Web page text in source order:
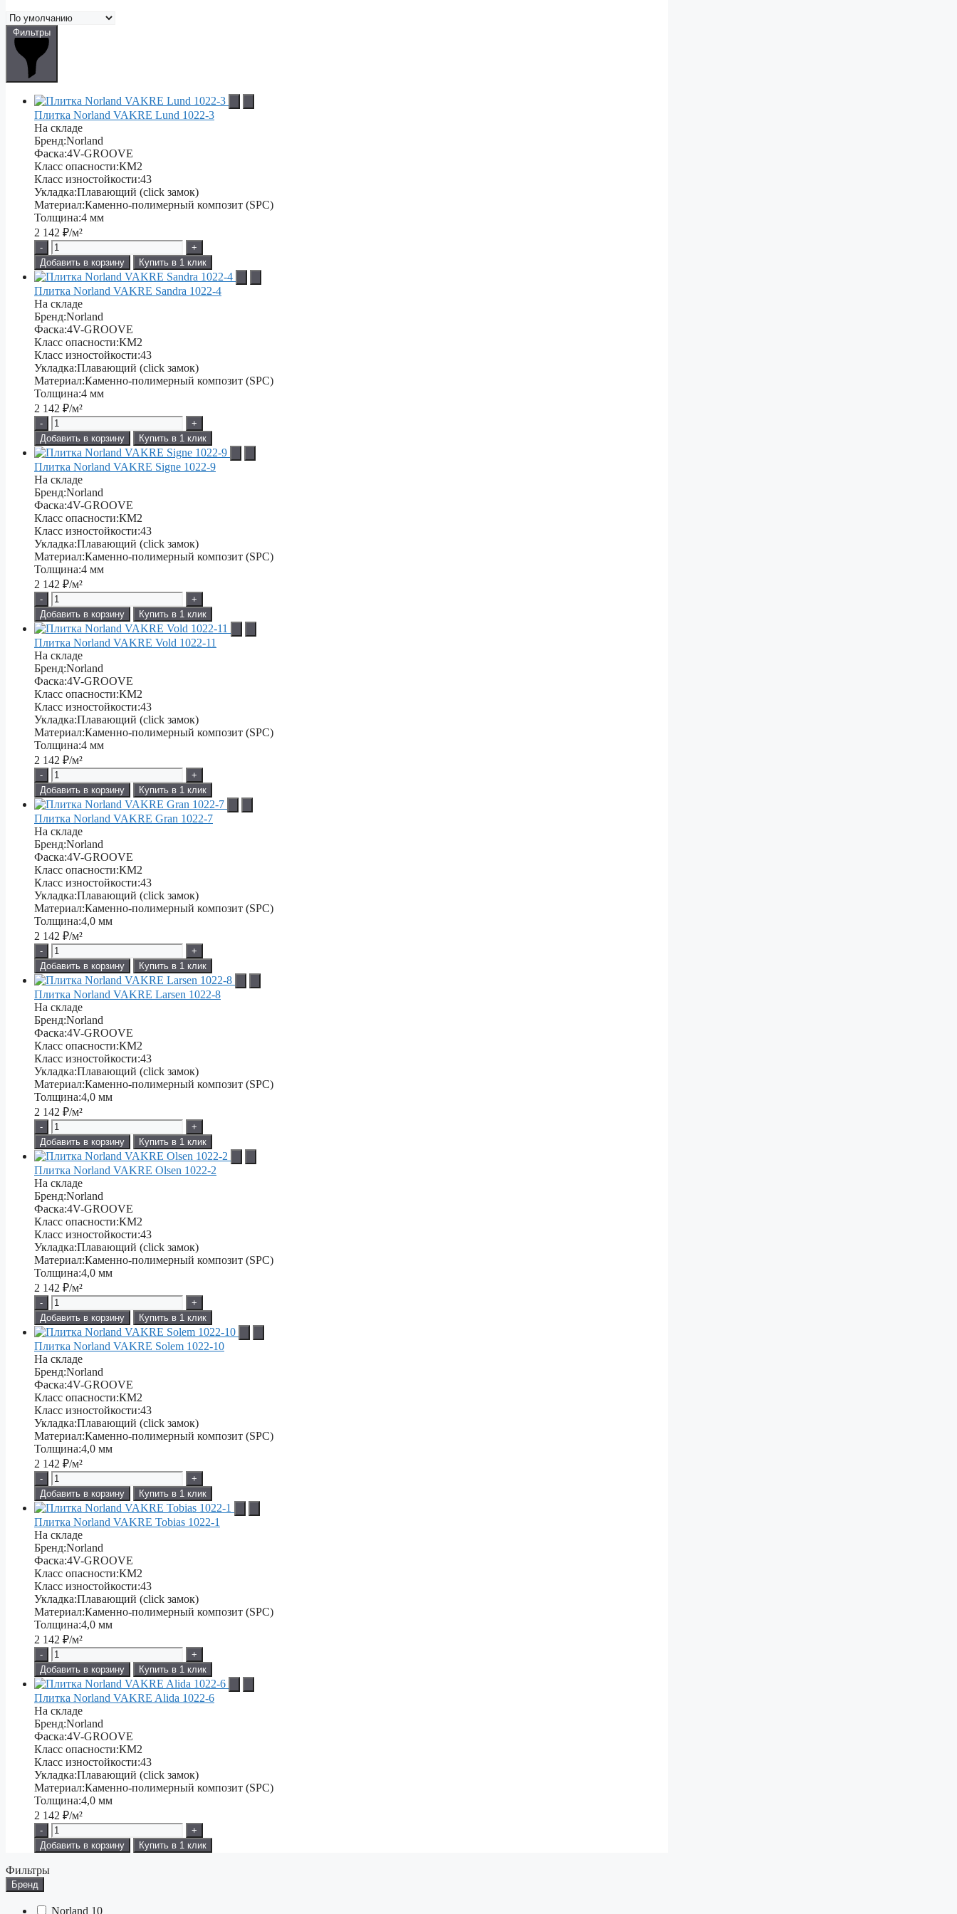
Фильтры
Плитка Norland VAKRE Lund 1022-3
На складе
Бренд:Norland
Фаска:4V-GROOVE
Класс опасности:КМ2
Класс изностойкости:43
Укладка:Плавающий (click замок)
Материал:Каменно-полимерный композит (SPC)
Толщина:4 мм
2 142 ₽/м²
-
+
Добавить в корзину
Купить в 1 клик
Плитка Norland VAKRE Sandra 1022-4
На складе
Бренд:Norland
Фаска:4V-GROOVE
Класс опасности:КМ2
Класс изностойкости:43
Укладка:Плавающий (click замок)
Материал:Каменно-полимерный композит (SPC)
Толщина:4 мм
2 142 ₽/м²
-
+
Добавить в корзину
Купить в 1 клик
Плитка Norland VAKRE Signe 1022-9
На складе
Бренд:Norland
Фаска:4V-GROOVE
Класс опасности:КМ2
Класс изностойкости:43
Укладка:Плавающий (click замок)
Материал:Каменно-полимерный композит (SPC)
Толщина:4 мм
2 142 ₽/м²
-
+
Добавить в корзину
Купить в 1 клик
Плитка Norland VAKRE Vold 1022-11
На складе
Бренд:Norland
Фаска:4V-GROOVE
Класс опасности:КМ2
Класс изностойкости:43
Укладка:Плавающий (click замок)
Материал:Каменно-полимерный композит (SPC)
Толщина:4 мм
2 142 ₽/м²
-
+
Добавить в корзину
Купить в 1 клик
Плитка Norland VAKRE Gran 1022-7
На складе
Бренд:Norland
Фаска:4V-GROOVE
Класс опасности:КМ2
Класс изностойкости:43
Укладка:Плавающий (click замок)
Материал:Каменно-полимерный композит (SPC)
Толщина:4,0 мм
2 142 ₽/м²
-
+
Добавить в корзину
Купить в 1 клик
Плитка Norland VAKRE Larsen 1022-8
На складе
Бренд:Norland
Фаска:4V-GROOVE
Класс опасности:КМ2
Класс изностойкости:43
Укладка:Плавающий (click замок)
Материал:Каменно-полимерный композит (SPC)
Толщина:4,0 мм
2 142 ₽/м²
-
+
Добавить в корзину
Купить в 1 клик
Плитка Norland VAKRE Olsen 1022-2
На складе
Бренд:Norland
Фаска:4V-GROOVE
Класс опасности:КМ2
Класс изностойкости:43
Укладка:Плавающий (click замок)
Материал:Каменно-полимерный композит (SPC)
Толщина:4,0 мм
2 142 ₽/м²
-
+
Добавить в корзину
Купить в 1 клик
Плитка Norland VAKRE Solem 1022-10
На складе
Бренд:Norland
Фаска:4V-GROOVE
Класс опасности:КМ2
Класс изностойкости:43
Укладка:Плавающий (click замок)
Материал:Каменно-полимерный композит (SPC)
Толщина:4,0 мм
2 142 ₽/м²
-
+
Добавить в корзину
Купить в 1 клик
Плитка Norland VAKRE Tobias 1022-1
На складе
Бренд:Norland
Фаска:4V-GROOVE
Класс опасности:КМ2
Класс изностойкости:43
Укладка:Плавающий (click замок)
Материал:Каменно-полимерный композит (SPC)
Толщина:4,0 мм
2 142 ₽/м²
-
+
Добавить в корзину
Купить в 1 клик
Плитка Norland VAKRE Alida 1022-6
На складе
Бренд:Norland
Фаска:4V-GROOVE
Класс опасности:КМ2
Класс изностойкости:43
Укладка:Плавающий (click замок)
Материал:Каменно-полимерный композит (SPC)
Толщина:4,0 мм
2 142 ₽/м²
-
+
Добавить в корзину
Купить в 1 клик
Фильтры
Бренд
Norland 10